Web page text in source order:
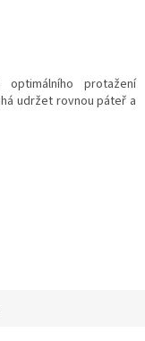
protažení
udržet rovnou páteř a